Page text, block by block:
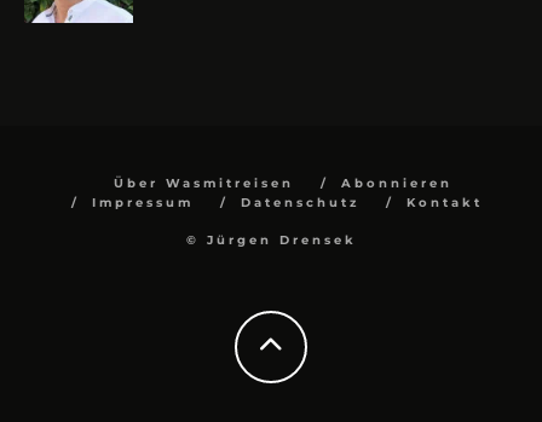
Über Wasmitreisen
Abonnieren
Impressum
Datenschutz Kontakt
© Jürgen Drensek